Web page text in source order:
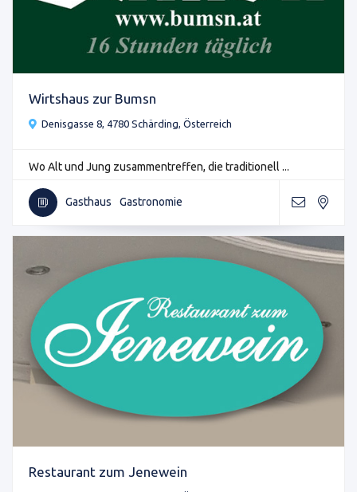
Wirtshaus zur Bumsn
Denisgasse 8, 4780 Schärding, Österreich
Wo Alt und Jung zusammentreffen, die traditionell ...
Gasthaus Gastronomie
Restaurant zum Jenewein